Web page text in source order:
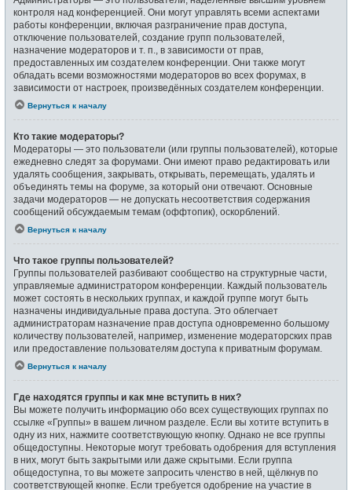
контроля над конференцией. Они могут управлять всеми аспектами
работы конференции, включая разграничение прав доступа,
отключение пользователей, создание групп пользователей,
назначение модераторов и т. п., в зависимости от прав,
предоставленных им создателем конференции. Они также могут
обладать всеми возможностями модераторов во всех форумах, в
зависимости от настроек, произведённых создателем конференции.
Вернуться к началу
Кто такие модераторы?
Модераторы — это пользователи (или группы пользователей), которые
ежедневно следят за форумами. Они имеют право редактировать или
удалять сообщения, закрывать, открывать, перемещать, удалять и
объединять темы на форуме, за который они отвечают. Основные
задачи модераторов — не допускать несоответствия содержания
сообщений обсуждаемым темам (оффтопик), оскорблений.
Вернуться к началу
Что такое группы пользователей?
Группы пользователей разбивают сообщество на структурные части,
управляемые администратором конференции. Каждый пользователь
может состоять в нескольких группах, и каждой группе могут быть
назначены индивидуальные права доступа. Это облегчает
администраторам назначение прав доступа одновременно большому
количеству пользователей, например, изменение модераторских прав
или предоставление пользователям доступа к приватным форумам.
Вернуться к началу
Где находятся группы и как мне вступить в них?
Вы можете получить информацию обо всех существующих группах по
ссылке «Группы» в вашем личном разделе. Если вы хотите вступить в
одну из них, нажмите соответствующую кнопку. Однако не все группы
общедоступны. Некоторые могут требовать одобрения для вступления
в них, могут быть закрытыми или даже скрытыми. Если группа
общедоступна, то вы можете запросить членство в ней, щёлкнув по
соответствующей кнопке. Если требуется одобрение на участие в